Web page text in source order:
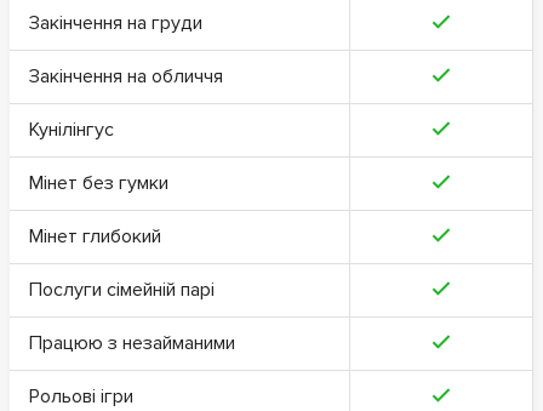
Закінчення на груди
Закінчення на обличчя
Кунілінгус
Мінет без гумки
Мінет глибокий
Послуги сімейній парі
Працюю з незайманими
Рольові ігри